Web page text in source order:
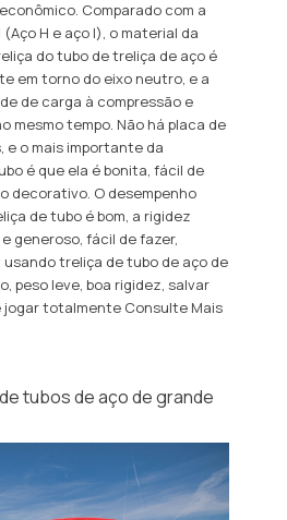
Comparado com a
H e aço I), o material da
do tubo de treliça de aço é
em torno do eixo neutro, e a
de carga à compressão e
mesmo tempo. Não há placa de
e o mais importante da
é que ela é bonita, fácil de
decorativo. O desempenho
de tubo é bom, a rigidez
generoso, fácil de fazer,
treliça de tubo de aço de
peso leve, boa rigidez, salvar
jogar totalmente Consulte Mais
tubos de aço de grande